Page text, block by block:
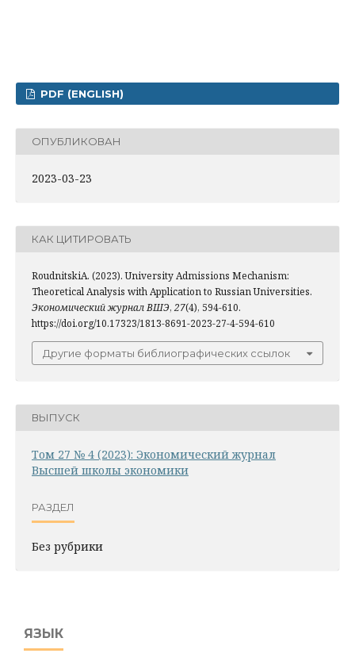
PDF (ENGLISH)
ОПУБЛИКОВАН
2023-03-23
КАК ЦИТИРОВАТЬ
RoudnitskiA. (2023). University Admissions Mechanism:
Theoretical Analysis with Application to Russian Universities.
Экономический журнал ВШЭ, 27(4), 594-610.
https://doi.org/10.17323/1813-8691-2023-27-4-594-610
Другие форматы библиографических ссылок
ВЫПУСК
Том 27 № 4 (2023): Экономический журнал
Высшей школы экономики
РАЗДЕЛ
Без рубрики
ЯЗЫК